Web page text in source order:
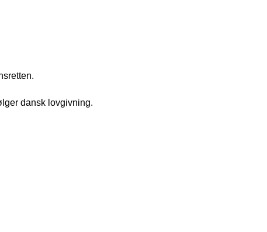
dansk lovgivning.